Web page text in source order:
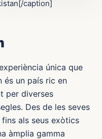
caption]
única que
és un país ric en
per diverses
Des de les seves
als seus exòtics
àmplia gamma